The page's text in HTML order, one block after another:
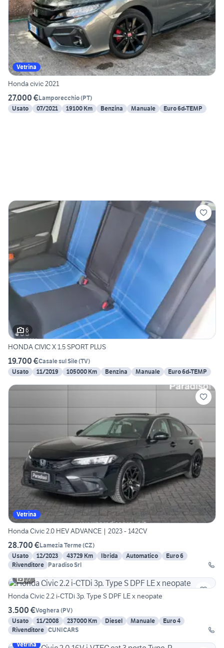
Vetrina
Honda civic 2021
27.000 €Lamporecchio(PT)
Usato
07/2021 19100 Km Benzina Manuale Euro 6d-TEMP
6
HONDA CIVIC X 1.5 SPORT PLUS
19.700 €Casale sul Sile(TV)
Usato
11/2019 105000 Km Benzina Manuale Euro 6d-TEMP
Vetrina
Honda Civic 2.0 HEV ADVANCE | 2023 - 142CV
28.700 €Lamezia Terme(CZ)
Usato
12/2023 43729 Km Ibrida Automatico
Euro 6
Rivenditore Paradiso Srl
27
Honda Civic 2.2 i-CTDi 3p. Type S DPF LE x neopate
3.500 €Voghera (PV)
Usato
11/2008 237000 Km Diesel Manuale
Euro 4
Rivenditore CUNICARS
Vetrina